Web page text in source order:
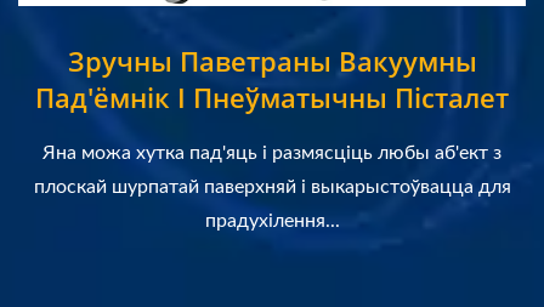
Зручны Паветраны Вакуумны
Пад'ёмнік І Пнеўматычны Пісталет
Яна можа хутка пад'яць і размясціць любы аб'ект з
плоскай шурпатай паверхняй і выкарыстоўвацца для
прадухілення...